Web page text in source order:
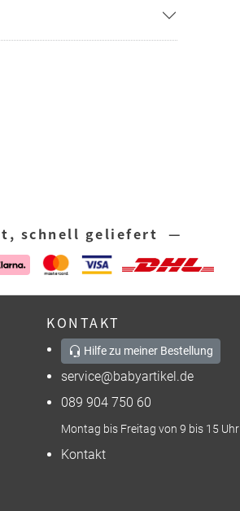
schnell geliefert —
KONTAKT
Hilfe zu meiner Bestellung
service@babyartikel.de
089 904 750 60
Montag bis Freitag von 9 bis 15 Uhr
Kontakt